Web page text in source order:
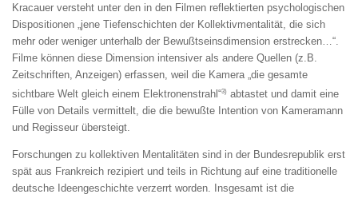
Kracauer versteht unter den in den Filmen reflektierten psychologischen
Dispositionen „jene Tiefenschichten der Kollektivmentalität, die sich
mehr oder weniger unterhalb der Bewußtseinsdimension erstrecken…“.
Fil­me können diese Dimension intensiver als andere Quellen (z.B.
Zeitschrif­ten, Anzeigen) erfassen, weil die Kamera „die gesamte
sichtbare Welt gleich einem Elektronenstrahl“3) abtastet und damit eine
Fülle von De­tails vermittelt, die die bewußte Intention von Kameramann
und Regisseur übersteigt.
Forschungen zu kollektiven Mentalitäten sind in der Bundesrepublik erst
spät aus Frankreich rezipiert und teils in Richtung auf eine traditionelle
deutsche Ideengeschichte verzerrt worden. Insgesamt ist die